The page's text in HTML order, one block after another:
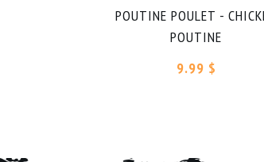
POUTINE POULET -
POUTINE
9.99 $